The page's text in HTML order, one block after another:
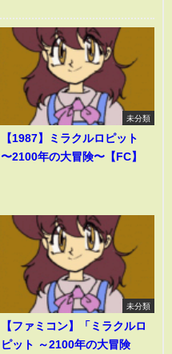
未分類
【1987】ミラクルロピット
〜2100年の大冒険〜【FC】
未分類
【ファミコン】「ミラクルロ
ピット ～2100年の大冒険